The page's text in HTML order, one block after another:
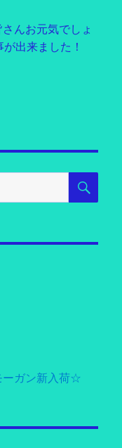
んお元気でしょ
出来ました！
検
ーガン新入荷☆